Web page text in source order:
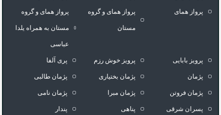
پرواز همای پرواز همای و گروه
مستان
پرواز همای و گروه
مستان به همراه یلدا
عباسی
پرویز بابایی پرویز خوش رزم پری آلفا
پژمان پژمان بختیاری پژمان طالبی
پژمان فروتن پژمان مبرا پژمان نامی
پسران شرقی پناهی پندار